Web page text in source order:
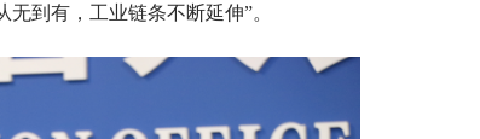
到有，工业链条不断延伸”。